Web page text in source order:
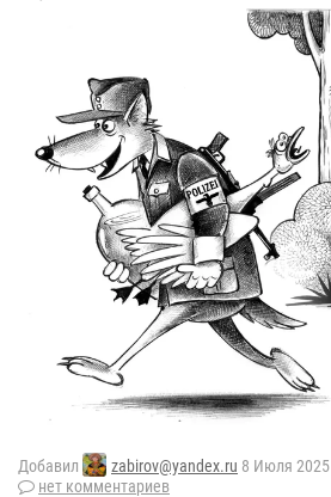
Добавил zabirov@yandex.ru 8 Июля 2025
нет комментариев